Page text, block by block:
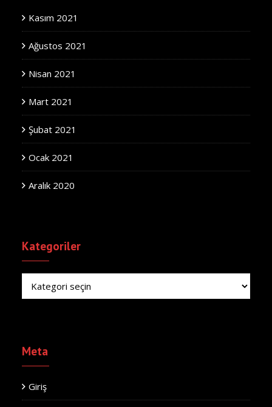
Kasım 2021
Ağustos 2021
Nisan 2021
Mart 2021
Şubat 2021
Ocak 2021
Aralık 2020
Kategoriler
Meta
Giriş